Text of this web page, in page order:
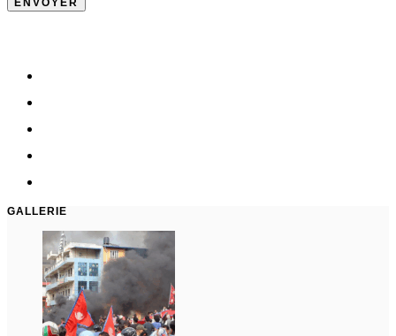
GALLERIE